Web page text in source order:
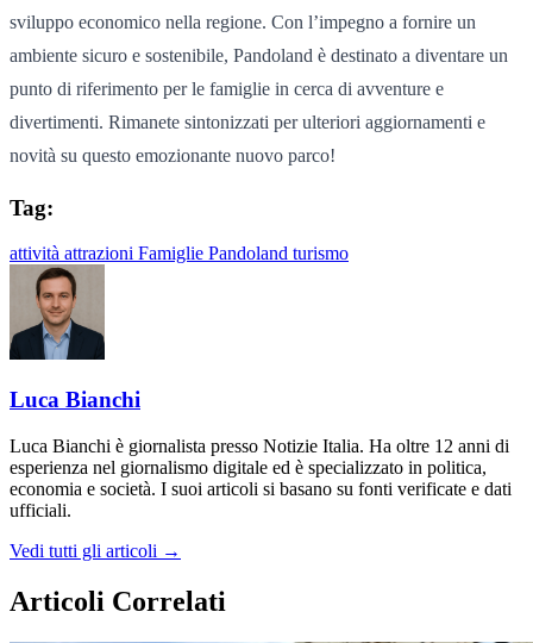
sviluppo economico nella regione. Con l’impegno a fornire un
ambiente sicuro e sostenibile, Pandoland è destinato a diventare un
punto di riferimento per le famiglie in cerca di avventure e
divertimenti. Rimanete sintonizzati per ulteriori aggiornamenti e
novità su questo emozionante nuovo parco!
Tag:
attività attrazioni Famiglie Pandoland turismo
Luca Bianchi
Luca Bianchi è giornalista presso Notizie Italia. Ha oltre 12 anni di
esperienza nel giornalismo digitale ed è specializzato in politica,
economia e società. I suoi articoli si basano su fonti verificate e dati
ufficiali.
Vedi tutti gli articoli →
Articoli Correlati